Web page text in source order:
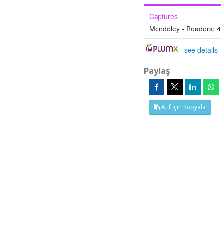
Captures
Mendeley - Readers: 4
-see details
Paylaş
Atıf İçin Kopyala